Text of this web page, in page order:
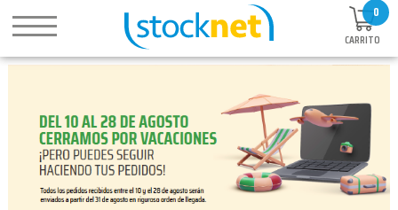
0
CARRITO